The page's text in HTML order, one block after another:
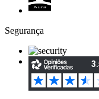
Segurança